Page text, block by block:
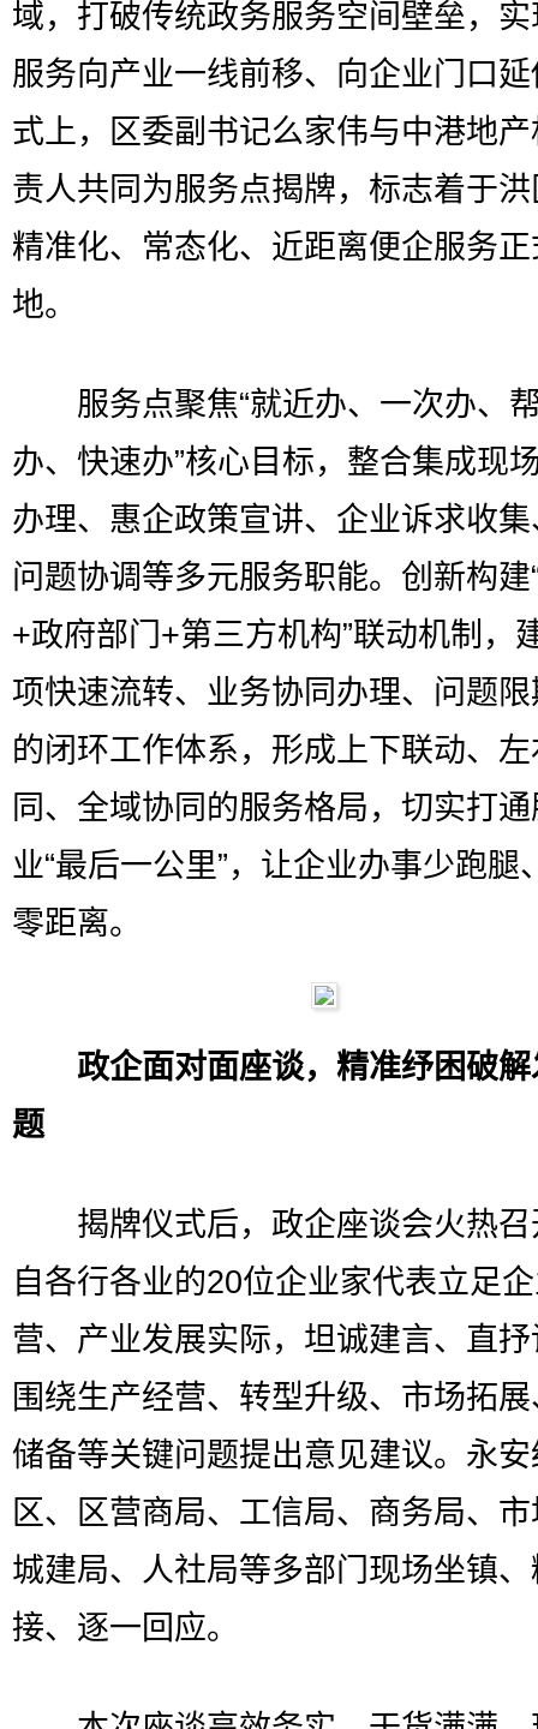
域，打破传统政务服务空间壁垒，
服务向产业一线前移、向企业门口
式上，区委副书记么家伟与中港地
责人共同为服务点揭牌，标志着于
精准化、常态化、近距离便企服务
地。
服务点聚焦“就近办、一次办、
办、快速办”核心目标，整合集成现
办理、惠企政策宣讲、企业诉求收
问题协调等多元服务职能。创新构建
+政府部门+第三方机构”联动机制，
项快速流转、业务协同办理、问题
的闭环工作体系，形成上下联动、
同、全域协同的服务格局，切实打
业“最后一公里”，让企业办事少跑腿
零距离。
政企面对面座谈，精准纾困破
题
揭牌仪式后，政企座谈会火热召
自各行各业的20位企业家代表立足
营、产业发展实际，坦诚建言、直
围绕生产经营、转型升级、市场拓
储备等关键问题提出意见建议。永
区、区营商局、工信局、商务局、
城建局、人社局等多部门现场坐镇
接、逐一回应。